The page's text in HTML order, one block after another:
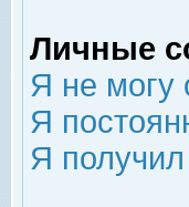
Личные
Я не могу
Я
Я